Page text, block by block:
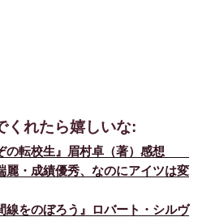
くれたら嬉しいな:
の転校生』眉村卓（著）感想
麗・成績優秀、なのにアイツは変
線をのぼろう』ロバート・シルヴ